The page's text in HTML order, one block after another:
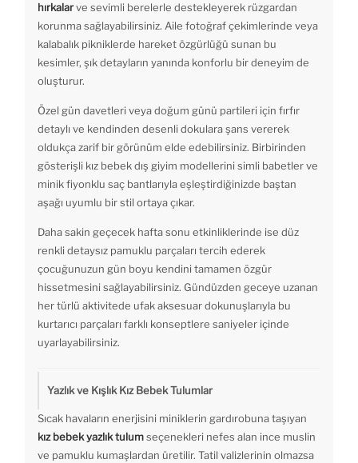
hırkalarve sevimli berelerle destekleyerek rüzgardan
korunma sağlayabilirsiniz. Aile fotoğraf çekimlerinde veya
kalabalık pikniklerde hareket özgürlüğü sunan bu
kesimler, şık detayların yanında konforlu bir deneyim de
oluşturur.
Özel gün davetleri veya doğum günü partileri için fırfır
detaylı ve kendinden desenli dokulara şans vererek
oldukça zarif bir görünüm elde edebilirsiniz. Birbirinden
gösterişli kız bebek dış giyim modellerini simli babetler ve
minik fiyonklu saç bantlarıyla eşleştirdiğinizde baştan
aşağı uyumlu bir stil ortaya çıkar.
Daha sakin geçecek hafta sonu etkinliklerinde ise düz
renkli detaysız pamuklu parçaları tercih ederek
çocuğunuzun gün boyu kendini tamamen özgür
hissetmesini sağlayabilirsiniz. Gündüzden geceye uzanan
her türlü aktivitede ufak aksesuar dokunuşlarıyla bu
kurtarıcı parçaları farklı konseptlere saniyeler içinde
uyarlayabilirsiniz.
Yazlık ve Kışlık Kız Bebek Tulumlar
Sıcak havaların enerjisini miniklerin gardırobuna taşıyan
kız bebek yazlık tulumseçenekleri nefes alan ince muslin
ve pamuklu kumaşlardan üretilir. Tatil valizlerinin olmazsa